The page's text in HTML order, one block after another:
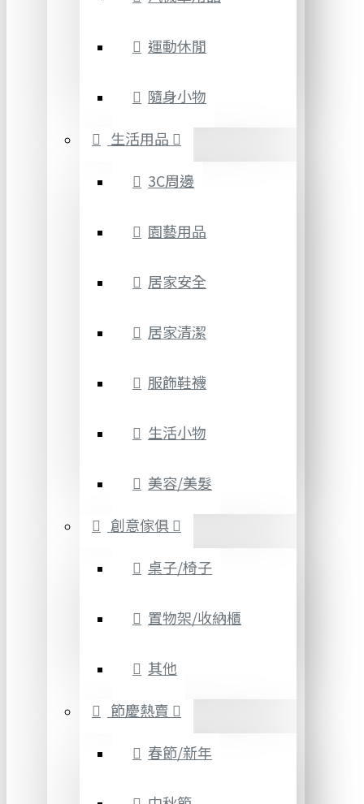
運動休閒
隨身小物
生活用品
3C周邊
園藝用品
居家安全
居家清潔
服飾鞋襪
生活小物
美容/美髮
創意傢俱
桌子/椅子
置物架/收納櫃
其他
節慶熱賣
春節/新年